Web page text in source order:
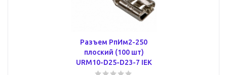
Разъем РпИм2-250
плоский (100 шт)
URM10-D25-D23-7 IEK